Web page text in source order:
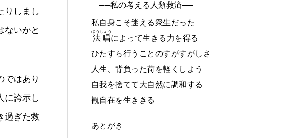
りしまし
ないかと
ではあり
に誇示し
過ぎた救
──私の考える人類救済──
私自身こそ迷える衆生だった
法唱
ほうしょう
によって生きる力を得る
ひたすら行うことのすがすがしさ
人生、背負った荷を軽くしよう
自我を捨てて大自然に調和する
観自在を生ききる
あとがき